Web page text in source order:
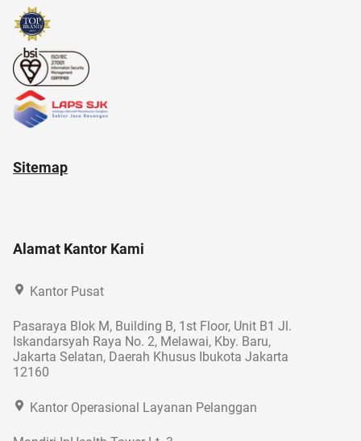
anak jokowi
Sitemap
Alamat Kantor Kami
Kantor Pusat
Pasaraya Blok M, Building B, 1st Floor, Unit B1 Jl.
Iskandarsyah Raya No. 2, Melawai, Kby. Baru,
Jakarta Selatan, Daerah Khusus Ibukota Jakarta
12160
Kantor Operasional Layanan Pelanggan